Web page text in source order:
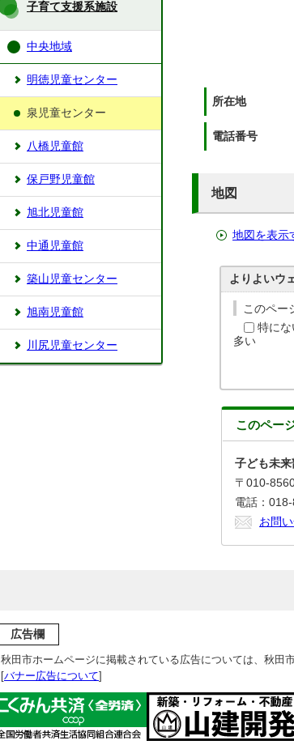
所在地
電話番号
地図
地図を表示
よりよいウ
このペー
特にな
多い
このペー
子ども未
〒010-
電話：
お問
子育て支援系施設
中央地域
明徳児童センター
泉児童センター
八橋児童館
保戸野児童館
旭北児童館
中通児童館
築山児童センター
旭南児童館
川尻児童センター
広告欄
秋田市ホームページに掲載されている広告については、秋田
[バナー広告について]